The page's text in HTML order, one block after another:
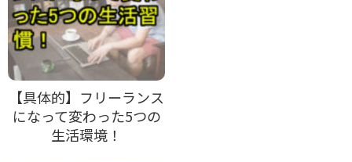
【具体的】フリーランス
になって変わった5つの
生活環境！